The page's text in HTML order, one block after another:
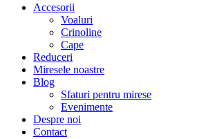
Accesorii
Voaluri
Crinoline
Cape
Reduceri
Miresele noastre
Blog
Sfaturi pentru mirese
Evenimente
Despre noi
Contact